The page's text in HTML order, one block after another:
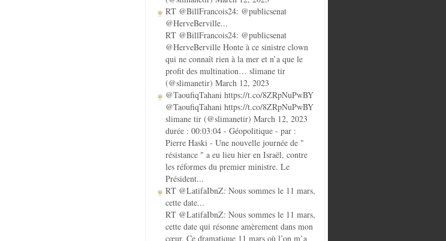
RT @BillFrancois24: @publicsenat
@HerveBerville...
RT @BillFrancois24: @publicsenat
@HerveBerville Honte à ce sinistre clown
qui ne connaît rien à la mer et n’a que le
profit des multination… slimane tir
(@slimanetir) March 12, 2023
@TaoufiqTahani https://t.co/8ZRpNuPwBY
@TaoufiqTahani https://t.co/8ZRpNuPwBY
slimane tir (@slimanetir) March 12, 2023
durée : 00:03:04 - Géopolitique - par :
Pierre Haski - Une nouvelle journée de "
résistance " a eu lieu hier en Israël, contre
les réformes du premier ministre. Le
Président...
RT @LatifaIbnZ: Nous sommes le 11 mars,
cette date...
RT @LatifaIbnZ: Nous sommes le 11 mars,
cette date qui résonne amèrement dans mon
cœur. Ce dramatique 11 mars où l’on m’a